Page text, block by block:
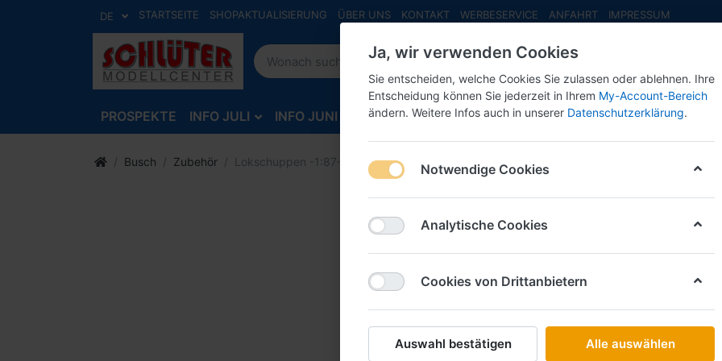
DE STARTSEITE SHOPAKTUALISIERUNG ÜBER UNS KONTAKT WERBESERVICE ANFAHRT IMPRESSUM
PROSPEKTE INFO JULI INFO JUNI INFO MAI NEU EINGETROFFEN NEUHEITEN
Busch Zubehör Lokschuppen -1:87-
Busch
Art.-Nr.
Ja, wir verwenden Cookies
Sie entscheiden, welche Cookies Sie zulassen oder ablehnen. Ihre
Entscheidung können Sie jederzeit in Ihrem My-Account-Bereich
ändern. Weitere Infos auch in unserer Datenschutzerklärung.
Notwendige Cookies
Analytische Cookies
Cookies von Drittanbietern
Auswahl bestätigen Alle auswählen